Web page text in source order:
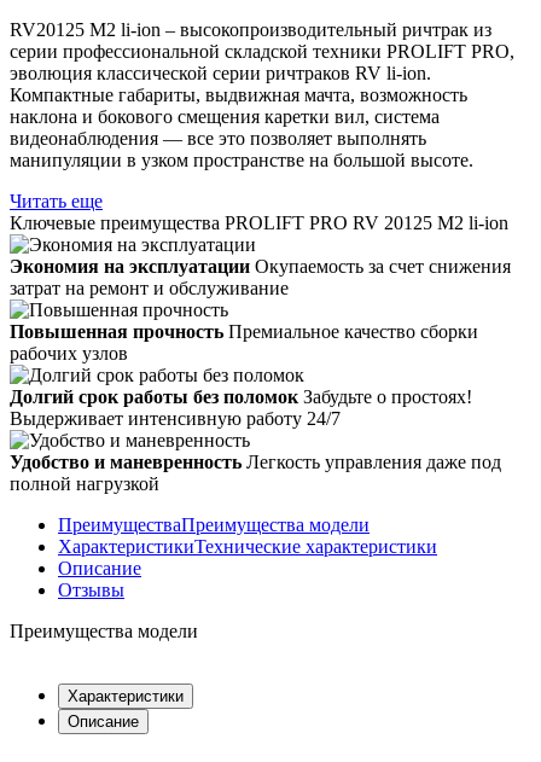
RV20125 M2 li-ion – высокопроизводительный ричтрак из
серии профессиональной складской техники PROLIFT PRO,
эволюция классической серии ричтраков RV li-ion.
Компактные габариты, выдвижная мачта, возможность
наклона и бокового смещения каретки вил, система
видеонаблюдения — все это позволяет выполнять
манипуляции в узком пространстве на большой высоте.
Читать еще
Ключевые преимущества PROLIFT PRO RV 20125 M2 li-ion
Экономия на эксплуатации Окупаемость за счет снижения
затрат на ремонт и обслуживание
Повышенная прочность Премиальное качество сборки
рабочих узлов
Долгий срок работы без поломок Забудьте о простоях!
Выдерживает интенсивную работу 24/7
Удобство и маневренность Легкость управления даже под
полной нагрузкой
ПреимуществаПреимущества модели
ХарактеристикиТехнические характеристики
Описание
Отзывы
Преимущества модели
Характеристики
Описание